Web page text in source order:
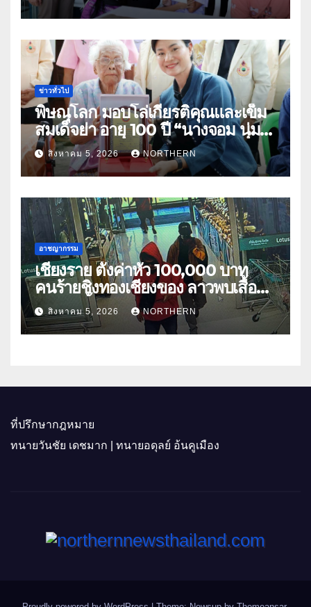
อุทัยธานี
ข่าวทั่วไป
พิษณุโลก มอบโล่เกียรติคุณและเข็ม
สมเด็จย่า อายุ 100 ปี “นางจอม นุ่ม
เนตร” ตำบลบ้านกร่าง อำเภอเมือง
สิงหาคม 5, 2026 NORTHERN
อาชญากรรม
เชียงราย ตั้งค่าหัว 100,000 บาท
คนร้ายชิงทองเชียงของ ลาวพบเสื้อผ้า
คนร้ายตั้งจุดตรวจตามเส้นทาง
สิงหาคม 5, 2026 NORTHERN
ที่ปรึกษากฎหมาย
ทนายวันชัย เดชมาก | ทนายอดุลย์ อ้นคูเมือง